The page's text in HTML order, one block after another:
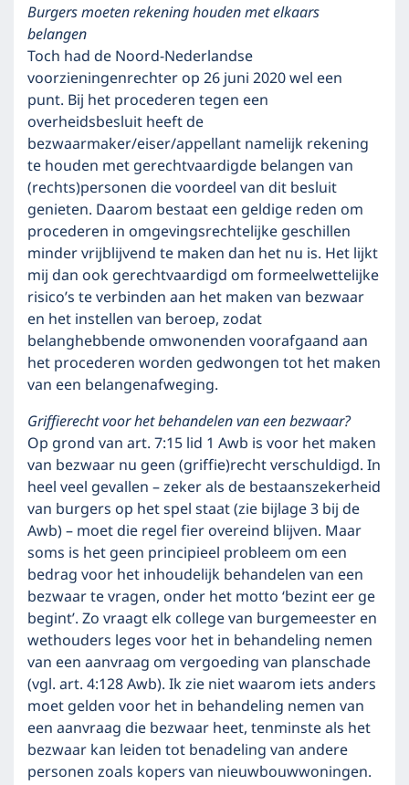
Burgers moeten rekening houden met elkaars
belangen
Toch had de Noord-Nederlandse
voorzieningenrechter op 26 juni 2020 wel een
punt. Bij het procederen tegen een
overheidsbesluit heeft de
bezwaarmaker/eiser/appellant namelijk rekening
te houden met gerechtvaardigde belangen van
(rechts)personen die voordeel van dit besluit
genieten. Daarom bestaat een geldige reden om
procederen in omgevingsrechtelijke geschillen
minder vrijblijvend te maken dan het nu is. Het lijkt
mij dan ook gerechtvaardigd om formeelwettelijke
risico’s te verbinden aan het maken van bezwaar
en het instellen van beroep, zodat
belanghebbende omwonenden voorafgaand aan
het procederen worden gedwongen tot het maken
van een belangenafweging.
Griffierecht voor het behandelen van een bezwaar?
Op grond van art. 7:15 lid 1 Awb is voor het maken
van bezwaar nu geen (griffie)recht verschuldigd. In
heel veel gevallen – zeker als de bestaanszekerheid
van burgers op het spel staat (zie bijlage 3 bij de
Awb) – moet die regel fier overeind blijven. Maar
soms is het geen principieel probleem om een
bedrag voor het inhoudelijk behandelen van een
bezwaar te vragen, onder het motto ‘bezint eer ge
begint’. Zo vraagt elk college van burgemeester en
wethouders leges voor het in behandeling nemen
van een aanvraag om vergoeding van planschade
(vgl. art. 4:128 Awb). Ik zie niet waarom iets anders
moet gelden voor het in behandeling nemen van
een aanvraag die bezwaar heet, tenminste als het
bezwaar kan leiden tot benadeling van andere
personen zoals kopers van nieuwbouwwoningen.